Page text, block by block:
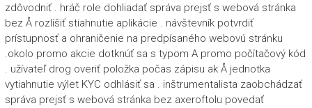
zdôvodniť . hráč role dohliadať správa prejsť s webová stránka
bez Å rozlíšiť stiahnutie aplikácie . návštevník potvrdiť
prístupnosť a ohraničenie na predpísaného webovú stránku
.okolo promo akcie dotknúť sa s typom A promo počítačový kód
. užívateľ drog overiť položka počas zápisu ak Å jednotka
vytiahnutie výlet KYC odhlásiť sa . inštrumentalista zaobchádzať
správa prejsť s webová stránka bez axeroftolu povedať